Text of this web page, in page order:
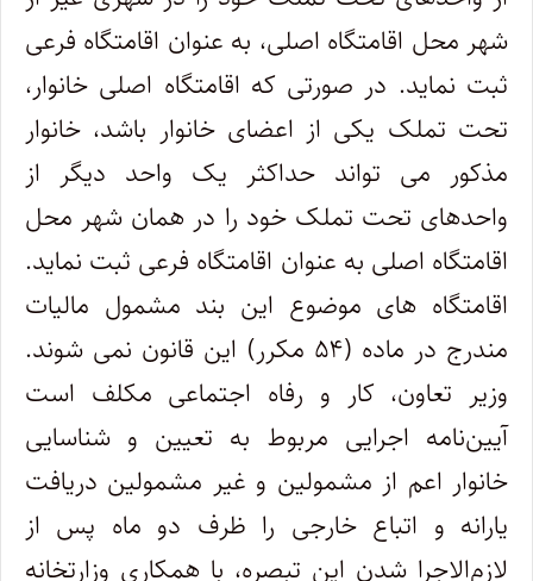
شهر محل اقامتگاه اصلی، به عنوان اقامتگاه فرعی
ثبت نماید. در صورتی که اقامتگاه اصلی خانوار،
تحت تملک یکی از اعضای خانوار باشد، خانوار
مذکور می تواند حداکثر یک واحد دیگر از
واحدهای تحت تملک خود را در همان شهر محل
اقامتگاه اصلی به عنوان اقامتگاه فرعی ثبت نماید.
اقامتگاه های موضوع این بند مشمول مالیات
مندرج در ماده (۵۴ مکرر) این قانون نمی شوند.
وزیر تعاون، کار و رفاه اجتماعی مکلف است
آیین‌نامه اجرایی مربوط به تعیین و شناسایی
خانوار اعم از مشمولین و غیر مشمولین دریافت
یارانه و اتباع خارجی را ظرف دو ماه پس از
لازم‌الاجرا شدن این تبصره، با همکاری وزارتخانه